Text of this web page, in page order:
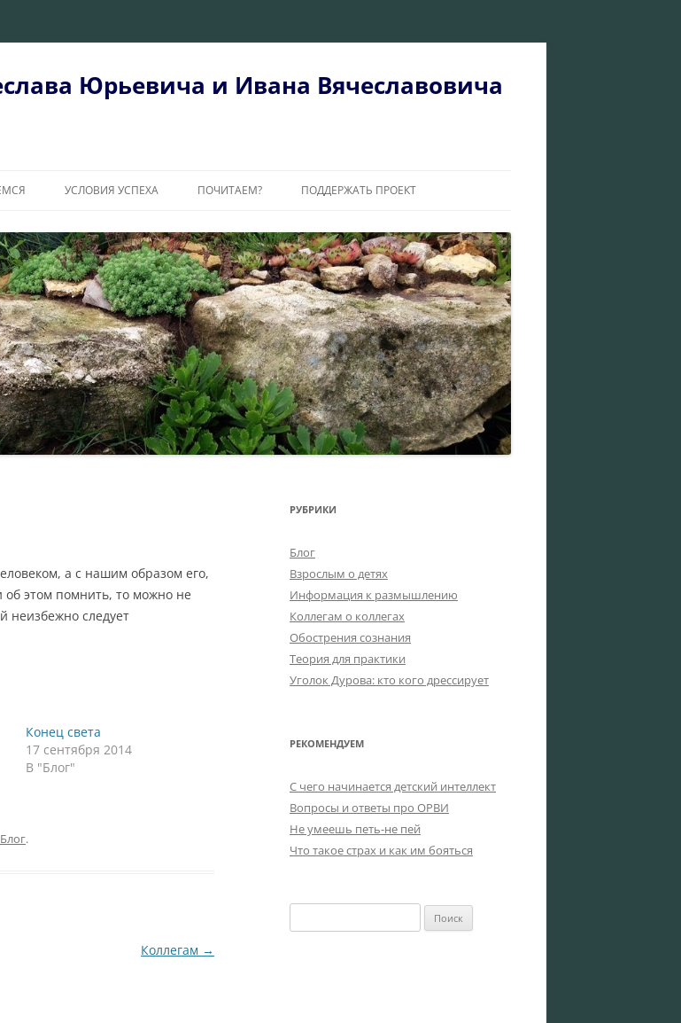
Юрьевича и Ивана Вячеславовича
УСЛОВИЯ УСПЕХА ПОЧИТАЕМ? ПОДДЕРЖАТЬ ПРОЕКТ
а с нашим образом его,
этом помнить, то можно не
неизбежно следует
Конец света
17 сентября 2014
В "Блог"
Блог.
Коллегам →
РУБРИКИ
Блог
Взрослым о детях
Информация к размышлению
Коллегам о коллегах
Обострения сознания
Теория для практики
Уголок Дурова: кто кого дрессирует
РЕКОМЕНДУЕМ
C чего начинается детский интеллект
Вопросы и ответы про ОРВИ
Не умеешь петь-не пей
Что такое страх и как им бояться